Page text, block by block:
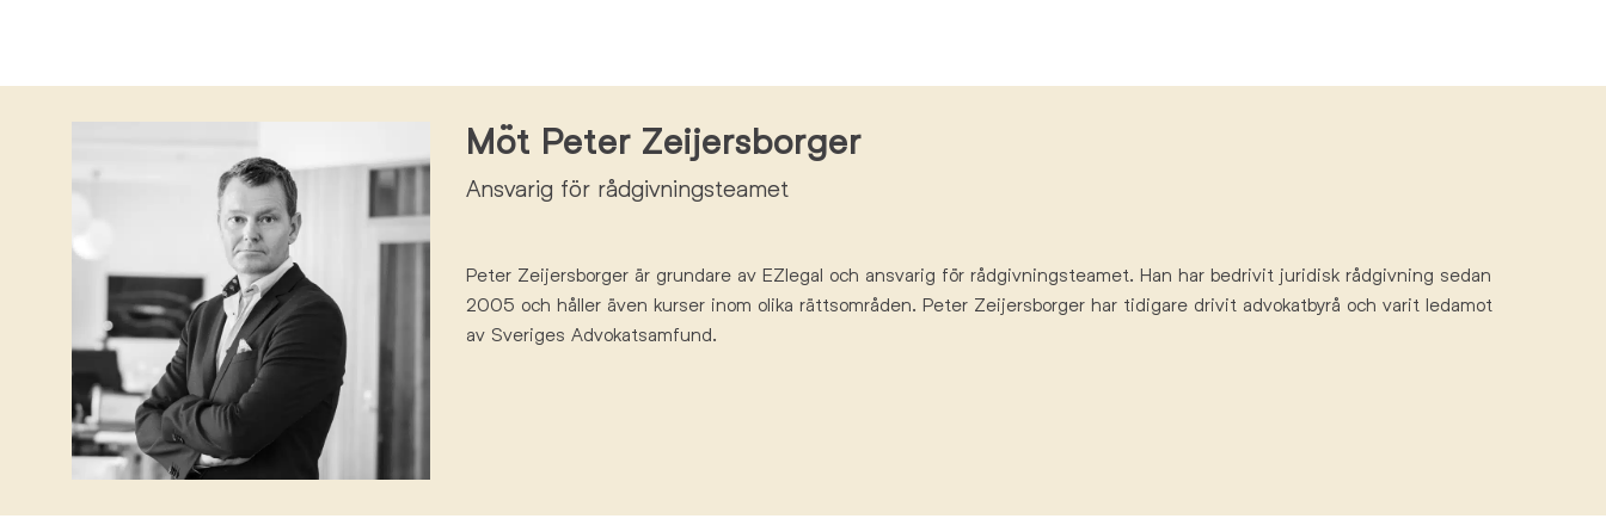
Möt Peter Zeijersborger
Ansvarig för rådgivningsteamet
Peter Zeijersborger är grundare av EZlegal och ansvarig för rådgivningsteamet. Han har bedrivit juridisk rådgivning sedan
2005 och håller även kurser inom olika rättsområden. Peter Zeijersborger har tidigare drivit advokatbyrå och varit ledamot
av Sveriges Advokatsamfund.